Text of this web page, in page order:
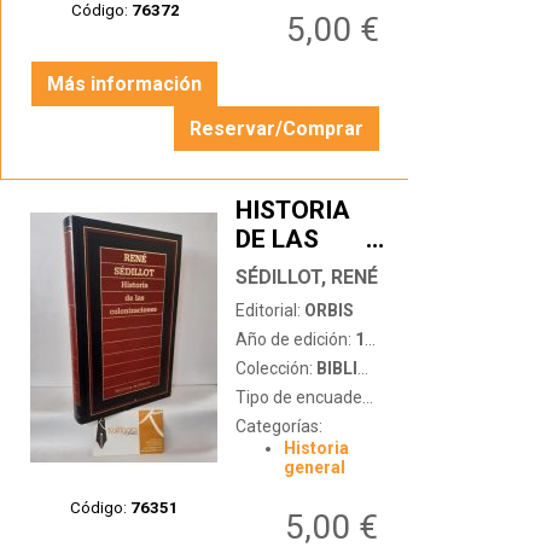
Código: 76372 5,00 €
Más información
Reservar/Comprar
Código: 76351
HISTORIA
DE LAS
COLONIZACIONES
…
SÉDILLOT, RENÉ
Editorial: ORBIS
Año de edición: 1986
Colección: BIBLIOTECA DE HISTORIA
Tipo de encuadernación:
Categorías:
Historia
general
5,00 €